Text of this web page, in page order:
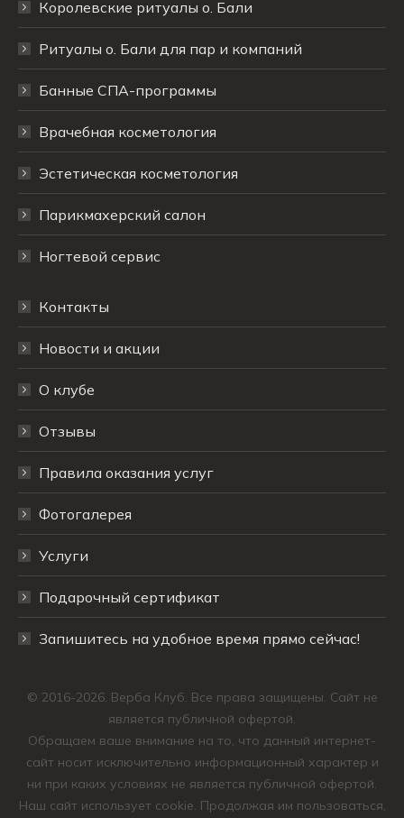
Королевские ритуалы о. Бали
Ритуалы о. Бали для пар и компаний
Банные СПА-программы
Врачебная косметология
Эстетическая косметология
Парикмахерский салон
Ногтевой сервис
Контакты
Новости и акции
О клубе
Отзывы
Правила оказания услуг
Фотогалерея
Услуги
Подарочный сертификат
Запишитесь на удобное время прямо сейчас!
© 2016-2026. Верба Клуб. Все права защищены. Сайт не
является публичной офертой.
Обращаем ваше внимание на то, что данный интернет-
сайт носит исключительно информационный характер и
ни при каких условиях не является публичной офертой.
Наш сайт использует cookie. Продолжая им пользоваться,